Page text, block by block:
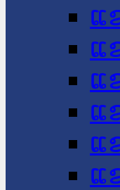
ແ
ແ
ແ
ແ
ແ
ແ